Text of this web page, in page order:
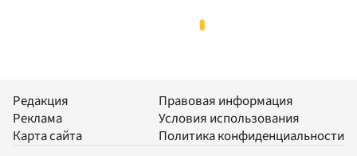
Редакция
Реклама
Карта сайта
Правовая информация
Условия использования
Политика конфиденциальности